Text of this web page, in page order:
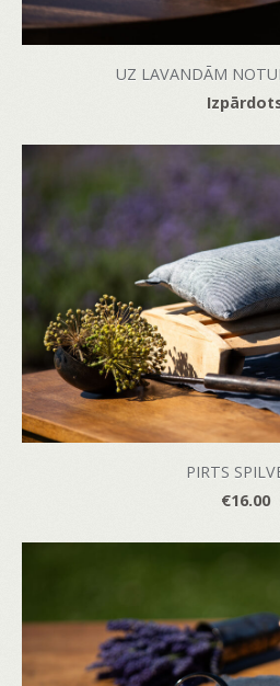
UZ LAVANDĀM
PIRTS
€16.00